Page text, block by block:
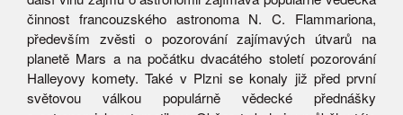
činnost francouzského astronoma N. C. Flammariona,
především zvěsti o pozorování zajímavých útvarů na
planetě Mars a na počátku dvacátého století pozorování
Halleyovy komety. Také v Plzni se konaly již před první
světovou válkou populárně vědecké přednášky